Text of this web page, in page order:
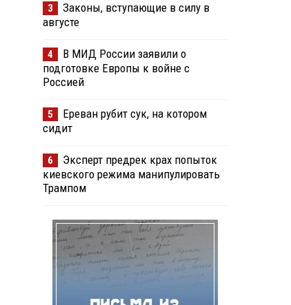
3
Законы, вступающие в силу в
августе
4
В МИД России заявили о
подготовке Европы к войне с
Россией
5
Ереван рубит сук, на котором
сидит
6
Эксперт предрек крах попыток
киевского режима манипулировать
Трампом